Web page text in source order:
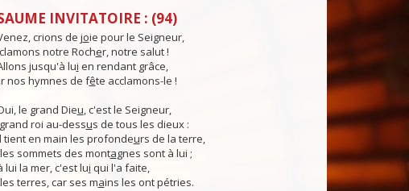
INVITATOIRE : (94)
crions de joie pour le Seigneur,
notre Rocher, notre salut !
jusqu'à lui en rendant grâce,
nos hymnes de fête acclamons-le !
le grand Dieu, c'est le Seigneur,
roi au-dessus de tous les dieux :
tient en main les profondeurs de la terre,
sommets des montagnes sont à lui ;
lui la mer, c'est lui qui l'a faite,
terres, car ses mains les ont pétries.